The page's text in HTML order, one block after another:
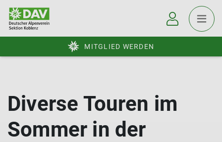
MITGLIED WERDEN
Diverse Touren im
Sommer in der